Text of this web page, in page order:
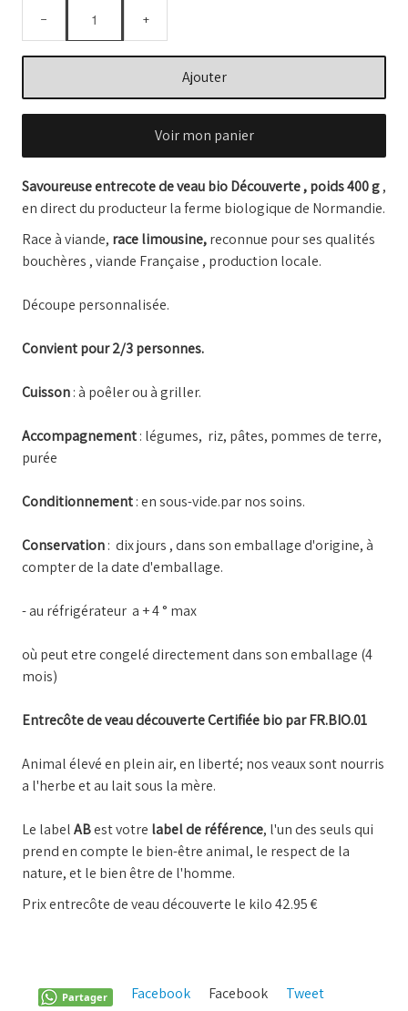
Français▼
− +
Ajouter
Voir mon panier
Savoureuse entrecote de veau bio Découverte , poids 400 g,
en direct du producteur la ferme biologique de Normandie.
Race à viande, race limousine,reconnue pour ses qualités
bouchères , viande Française , production locale.
Découpe personnalisée.
Convient pour 2/3 personnes.
Cuisson: à poêler ou à griller.
Accompagnement: légumes, riz, pâtes, pommes de terre,
purée
Conditionnement: en sous-vide.par nos soins.
Conservation: dix jours , dans son emballage d'origine, à
compter de la date d'emballage.
- au réfrigérateur a + 4 ° max
où peut etre congelé directement dans son emballage (4
mois)
Entrecôte de veau découverte Certifiée bio par FR.BIO.01
Animal élevé en plein air, en liberté; nos veaux sont nourris
a l'herbe et au lait sous la mère.
Le labelABest votre label de référence, l'un des seuls qui
prend en compte le bien-être animal, le respect de la
nature, et le bien être de l'homme.
Prix entrecôte de veau découverte le kilo 42.95 €
Tweet
Facebook
Facebook
Partager